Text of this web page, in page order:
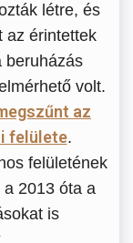
létre, és
az érintettek
beruházás
volt.
az
felülete.
felületének
a 2013 óta a
is